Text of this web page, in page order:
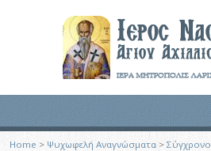
Home > Ψυχωφελή Αναγνώσματα>